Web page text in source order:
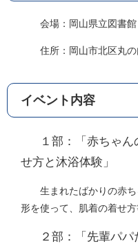
会場：岡山県立図書
住所：岡山市北区丸の
イベント内容
１部：「赤ちゃ
せ方と沐浴体験」
生まれたばかりの赤ち
形を使って、肌着の着せ
２部：「先輩パ